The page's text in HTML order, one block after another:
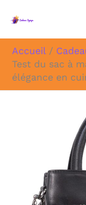
Accueil
Test du sac à
élégance en